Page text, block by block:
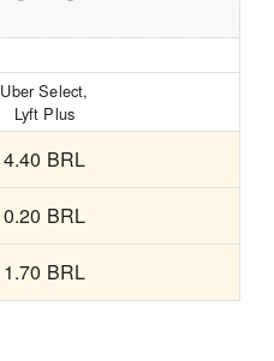
Uber Select,
Lyft Plus
4.40 BRL
0.20 BRL
1.70 BRL